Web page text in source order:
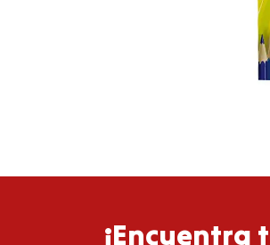
¡Encuentra